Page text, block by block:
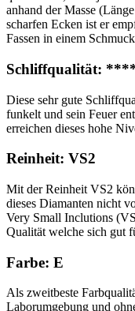
anhand der Masse
scharfen Ecken ist er
Fassen in einem
Schliffqualität:
Diese sehr gute
funkelt und sein Feuer
erreichen dieses hohe
Reinheit: VS2
Mit der Reinheit VS2
dieses Diamanten nicht
Very Small Inclutions
Qualität welche sich gut
Farbe: E
Als zweitbeste
Laborumgebung und